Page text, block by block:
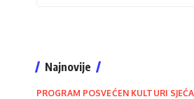
Najnovije
PROGRAM POSVEĆEN KULTURI